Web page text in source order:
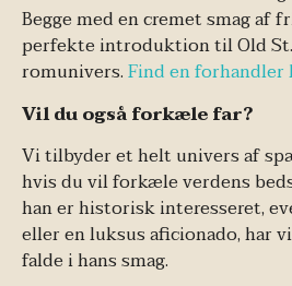
Begge med en cremet smag af
perfekte introduktion til Old
romunivers.Find en forhandler
Vil du også forkæle far?
Vi tilbyder et helt univers af
hvis du vil forkæle verdens
han er historisk interesseret,
eller en luksus aficionado, har
falde i hans smag.